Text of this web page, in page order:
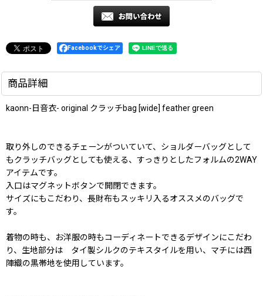
Facebookでシェア
商品詳細
kaonn-日音衣- original クラッチbag [wide] feather green
取り外しのできるチェーンがついていて、ショルダーバッグとして
もクラッチバッグとしても使える、すっきりとしたフォルムの2WAY
アイテムです。
入口はマグネットボタンで開閉できます。
サイズにもこだわり、長財布もスッキリ入るオススメのバッグで
す。
着物の時も、お洋服の時もコーディネートできるデザインにこだわ
り、生地部分は タイ製シルクのテキスタイルを用い、マチには西
陣織の黒帯地を使用しています。